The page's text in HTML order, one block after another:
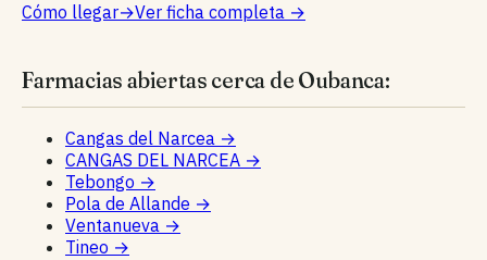
Cómo llegar→Ver ficha completa →
Farmacias abiertas cerca de Oubanca:
Cangas del Narcea →
CANGAS DEL NARCEA →
Tebongo →
Pola de Allande →
Ventanueva →
Tineo →